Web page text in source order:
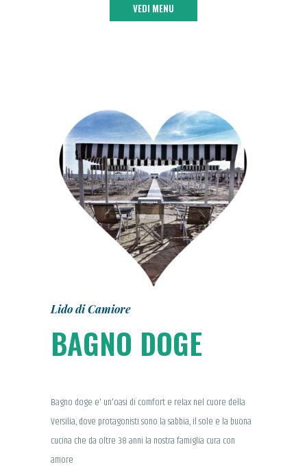
VEDI MENU
Lido di Camiore
BAGNO DOGE
Bagno doge e' un'oasi di comfort e relax nel cuore della
Versilia, dove protagonisti sono la sabbia, il sole e la buona
cucina che da oltre 38 anni la nostra famiglia cura con
amore